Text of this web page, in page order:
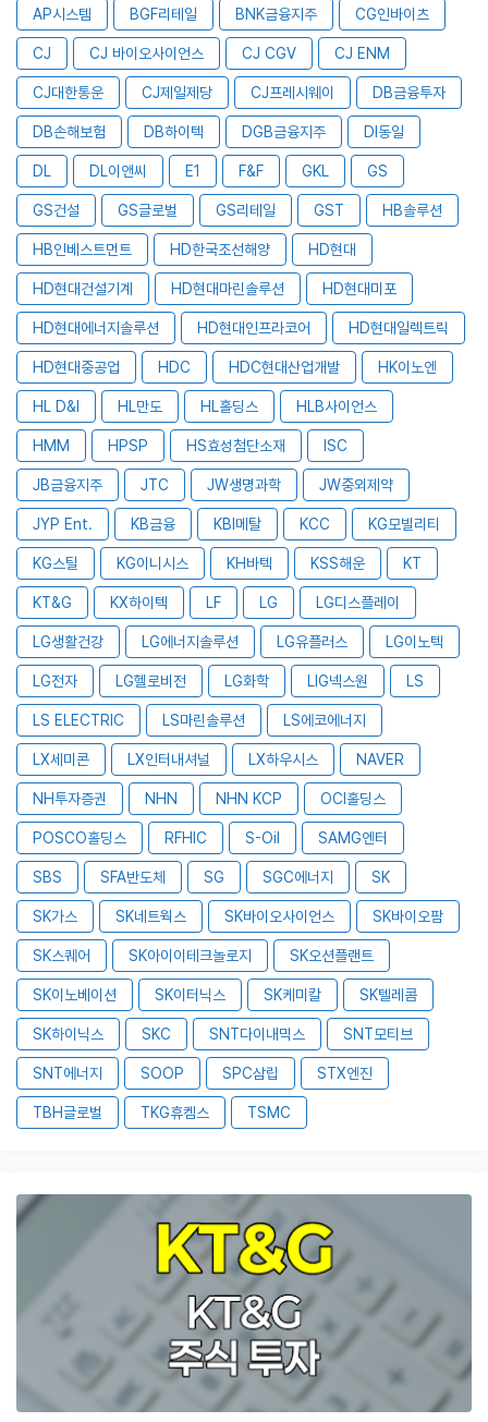
AP시스템 BGF리테일 BNK금융지주 CG인바이츠
CJ CJ 바이오사이언스 CJ CGV CJ ENM
CJ대한통운 CJ제일제당 CJ프레시웨이 DB금융투자
DB손해보험 DB하이텍 DGB금융지주 DI동일
DL DL이앤씨 E1 F&F GKL GS
GS건설 GS글로벌 GS리테일 GST HB솔루션
HB인베스트먼트 HD한국조선해양 HD현대
HD현대건설기계 HD현대마린솔루션 HD현대미포
HD현대에너지솔루션 HD현대인프라코어 HD현대일렉트릭
HD현대중공업 HDC HDC현대산업개발 HK이노엔
HL D&I HL만도 HL홀딩스 HLB사이언스
HMM HPSP HS효성첨단소재 ISC
JB금융지주 JTC JW생명과학 JW중외제약
JYP Ent. KB금융 KBI메탈 KCC KG모빌리티
KG스틸 KG이니시스 KH바텍 KSS해운 KT
KT&G KX하이텍 LF LG LG디스플레이
LG생활건강 LG에너지솔루션 LG유플러스 LG이노텍
LG전자 LG헬로비전 LG화학 LIG넥스원 LS
LS ELECTRIC LS마린솔루션 LS에코에너지
LX세미콘 LX인터내셔널 LX하우시스 NAVER
NH투자증권 NHN NHN KCP OCI홀딩스
POSCO홀딩스 RFHIC S-Oil SAMG엔터
SBS SFA반도체 SG SGC에너지 SK
SK가스 SK네트웍스 SK바이오사이언스 SK바이오팜
SK스퀘어 SK아이이테크놀로지 SK오션플랜트
SK이노베이션 SK이터닉스 SK케미칼 SK텔레콤
SK하이닉스 SKC SNT다이내믹스 SNT모티브
SNT에너지 SOOP SPC삼립 STX엔진
TBH글로벌 TKG휴켐스 TSMC